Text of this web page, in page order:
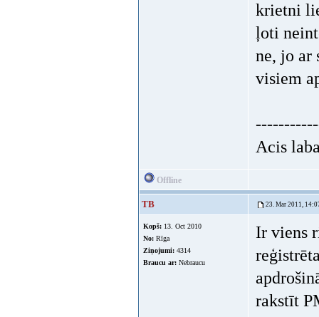
krietni
ļoti
ne, jo ar
visiem
Acis
Offline
TB 23. Mar 2011,
Kopš: 13. Oct 2010
No: Rīga
Ziņojumi: 4314
Braucu ar: Nebraucu
Ir viens
rakstīt